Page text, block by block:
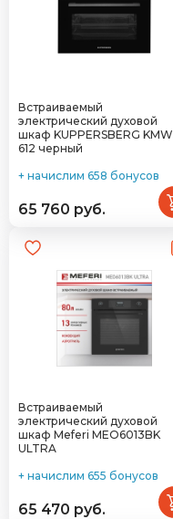
Встраиваемый
электрический духовой
шкаф KUPPERSBERG KMW
612 черный
+ начислим 658 бонусов
65 760 руб.
Встраиваемый
электрический духовой
шкаф Meferi MEO6013BK
ULTRA
+ начислим 655 бонусов
65 470 руб.